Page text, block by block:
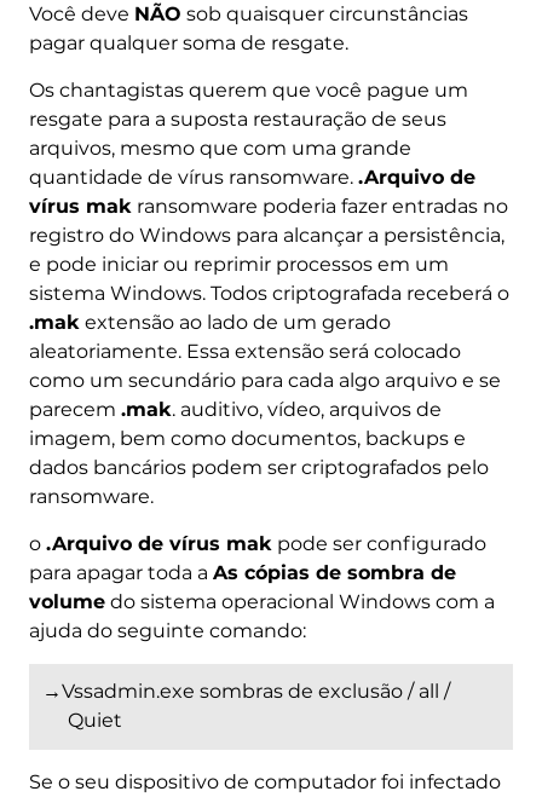
Você deve NÃO sob quaisquer circunstâncias
pagar qualquer soma de resgate.
Os chantagistas querem que você pague um
resgate para a suposta restauração de seus
arquivos, mesmo que com uma grande
quantidade de vírus ransomware. .Arquivo de
vírus mak ransomware poderia fazer entradas no
registro do Windows para alcançar a persistência,
e pode iniciar ou reprimir processos em um
sistema Windows. Todos criptografada receberá o
.mak extensão ao lado de um gerado
aleatoriamente. Essa extensão será colocado
como um secundário para cada algo arquivo e se
parecem .mak. auditivo, vídeo, arquivos de
imagem, bem como documentos, backups e
dados bancários podem ser criptografados pelo
ransomware.
o .Arquivo de vírus mak pode ser configurado
para apagar toda a As cópias de sombra de
volumedo sistema operacional Windows com a
ajuda do seguinte comando:
→Vssadmin.exe sombras de exclusão / all /
Quiet
Se o seu dispositivo de computador foi infectado